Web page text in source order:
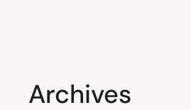
Archives